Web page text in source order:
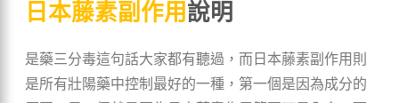
日本藤素副作用 說明
是藥三分毒這句話大家都有聽過，而日本藤素副作用則
是所有壯陽藥中控制最好的一種，第一個是因為成分的